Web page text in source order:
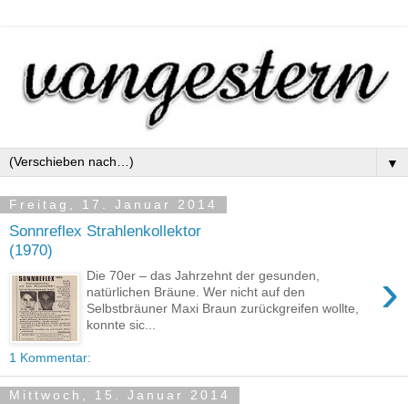
▼
Freitag, 17. Januar 2014
Sonnreflex Strahlenkollektor
(1970)
›
Die 70er – das Jahrzehnt der gesunden,
natürlichen Bräune. Wer nicht auf den
Selbstbräuner Maxi Braun zurückgreifen wollte,
konnte sic...
1 Kommentar:
Mittwoch, 15. Januar 2014